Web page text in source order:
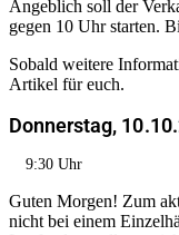
Angeblich soll der
gegen 10 Uhr starten.
Sobald weitere
Artikel für euch.
Donnerstag,
9:30 Uhr
Guten Morgen! Zum
nicht bei einem